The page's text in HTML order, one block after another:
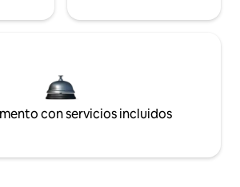
con servicios incluidos